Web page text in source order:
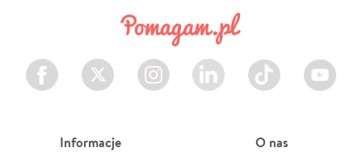
Facebook Twitter Instagram LinkedIn TikTok Youtube
Informacje O nas